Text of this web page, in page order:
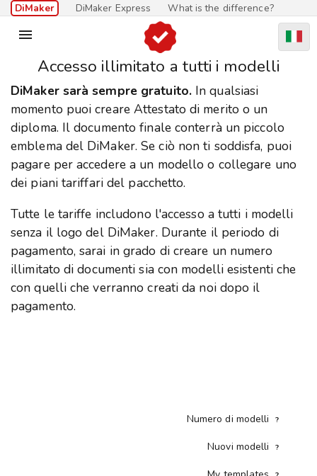
DiMaker DiMaker Express What is the difference?

Accesso illimitato a tutti i modelli
DiMaker sarà sempre gratuito. In qualsiasi
momento puoi creare Attestato di merito o un
diploma. Il documento finale conterrà un piccolo
emblema del DiMaker. Se ciò non ti soddisfa, puoi
pagare per accedere a un modello o collegare uno
dei piani tariffari del pacchetto.
Tutte le tariffe includono l'accesso a tutti i modelli
senza il logo del DiMaker. Durante il periodo di
pagamento, sarai in grado di creare un numero
illimitato di documenti sia con modelli esistenti che
con quelli che verranno creati da noi dopo il
pagamento.
Numero di modelli ?
Nuovi modelli ?